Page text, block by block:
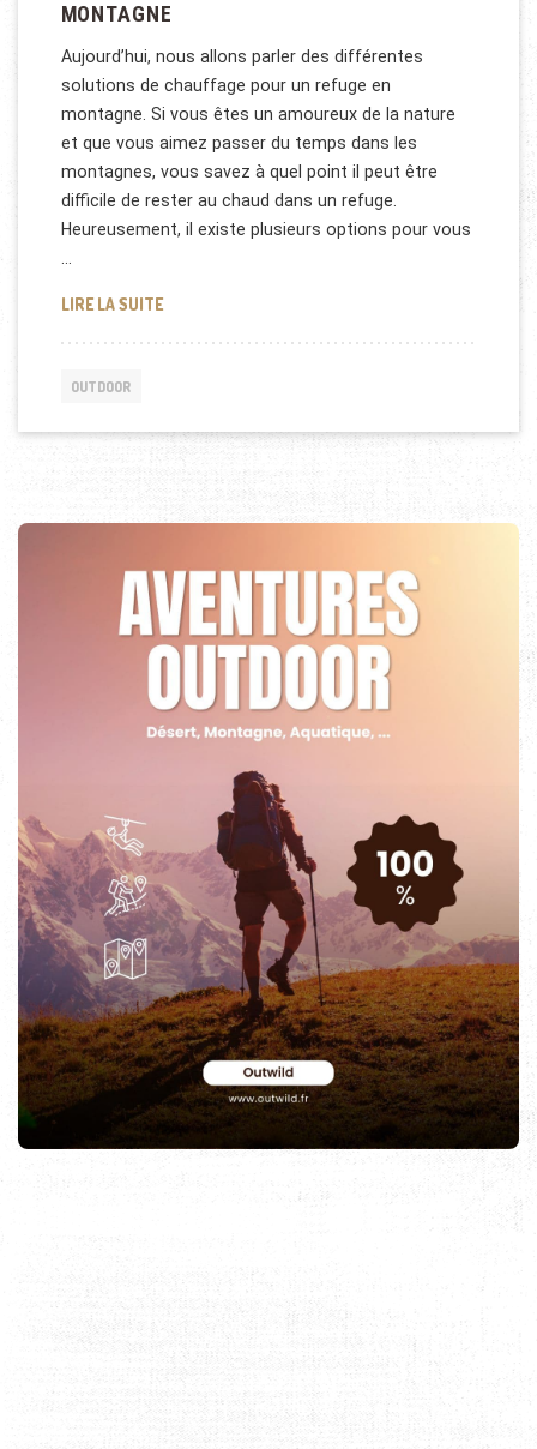
MONTAGNE
Aujourd’hui, nous allons parler des différentes
solutions de chauffage pour un refuge en
montagne. Si vous êtes un amoureux de la nature
et que vous aimez passer du temps dans les
montagnes, vous savez à quel point il peut être
difficile de rester au chaud dans un refuge.
Heureusement, il existe plusieurs options pour vous
LIRE LA SUITELES DIFFÉRENTES SOLUTIONS DE CHAUFFAGE
OUTDOOR